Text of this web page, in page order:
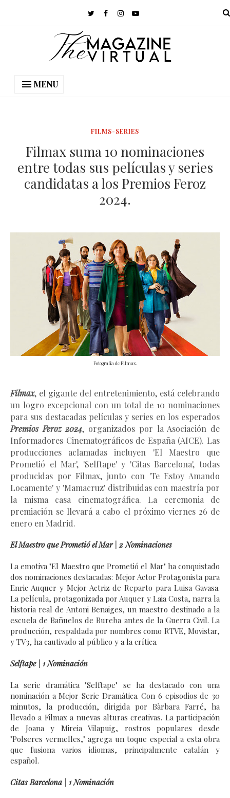
MENU
FILMS-SERIES
Filmax suma 10 nominaciones
entre todas sus películas y series
candidatas a los Premios Feroz
2024.
Fotografía de Filmax.
Filmax, el gigante del entretenimiento, está celebrando
un logro excepcional con un total de 10 nominaciones
Premios Feroz 2024, organizados por la Asociación de
Informadores Cinematográficos de España (AICE). Las
producciones aclamadas incluyen 'El Maestro que
Prometió el Mar', 'Selftape' y 'Citas Barcelona', todas
producidas por Filmax, junto con 'Te Estoy Amando
Locamente' y 'Mamacruz' distribuidas con maestría por
la misma casa cinematográfica. La ceremonia de
premiación se llevará a cabo el próximo viernes 26 de
enero en Madrid.
El Maestro que Prometió el Mar | 2 Nominaciones
La emotiva "El Maestro que Prometió el Mar" ha conquistado
dos nominaciones destacadas: Mejor Actor Protagonista para
Enric Auquer y Mejor Actriz de Reparto para Luisa Gavasa.
La película, protagonizada por Auquer y Laia Costa, narra la
historia real de Antoni Benaiges, un maestro destinado a la
escuela de Bañuelos de Bureba antes de la Guerra Civil. La
producción, respaldada por nombres como RTVE, Movistar,
y TV3, ha cautivado al público y a la crítica.
Selftape | 1 Nominación
La serie dramática "Selftape" se ha destacado con una
nominación a Mejor Serie Dramática. Con 6 episodios de 30
minutos, la producción, dirigida por Bàrbara Farré, ha
llevado a Filmax a nuevas alturas creativas. La participación
de Joana y Mireia Vilapuig, rostros populares desde
"Polseres vermelles," agrega un toque especial a esta obra
que fusiona varios idiomas, principalmente catalán y
español.
Citas Barcelona | 1 Nominación